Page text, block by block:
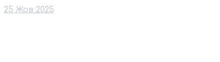
25 Жов 2025